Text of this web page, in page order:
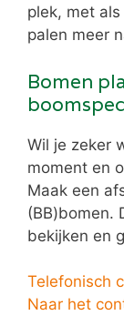
plek, met
palen meer
Bomen
Wil je zeker
moment en
Maak een
(BB)bomen.
bekijken en
Telefonisch
Naar het